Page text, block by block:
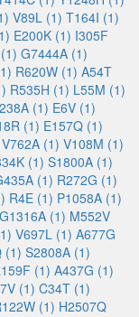
V89L (1) T164I (1)
E200K (1) I305F
G7444A (1)
R620W (1) A54T
R535H (1) L55M (1)
(1) E6V (1)
(1) E157Q (1)
V762A (1) V108M (1)
(1) S1800A (1)
(1) R272G (1)
R4E (1) P1058A (1)
G1316A (1) M552V
V697L (1) A677G
(1) S2808A (1)
(1) A437G (1)
(1) C34T (1)
(1) H2507Q